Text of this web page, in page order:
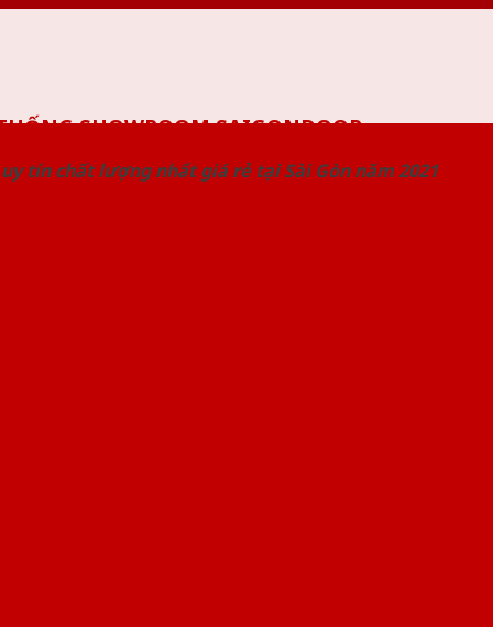
SHOWROOM SAIGONDOOR
tín chất lượng nhất giá rẻ tại Sài Gòn năm 2021